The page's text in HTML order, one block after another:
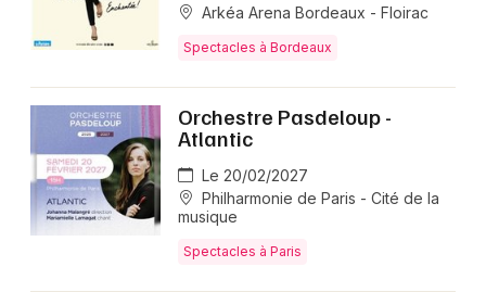
Arkéa Arena Bordeaux - Floirac
Spectacles à Bordeaux
Orchestre Pasdeloup -
Atlantic
Le 20/02/2027
Philharmonie de Paris - Cité de la
musique
Spectacles à Paris